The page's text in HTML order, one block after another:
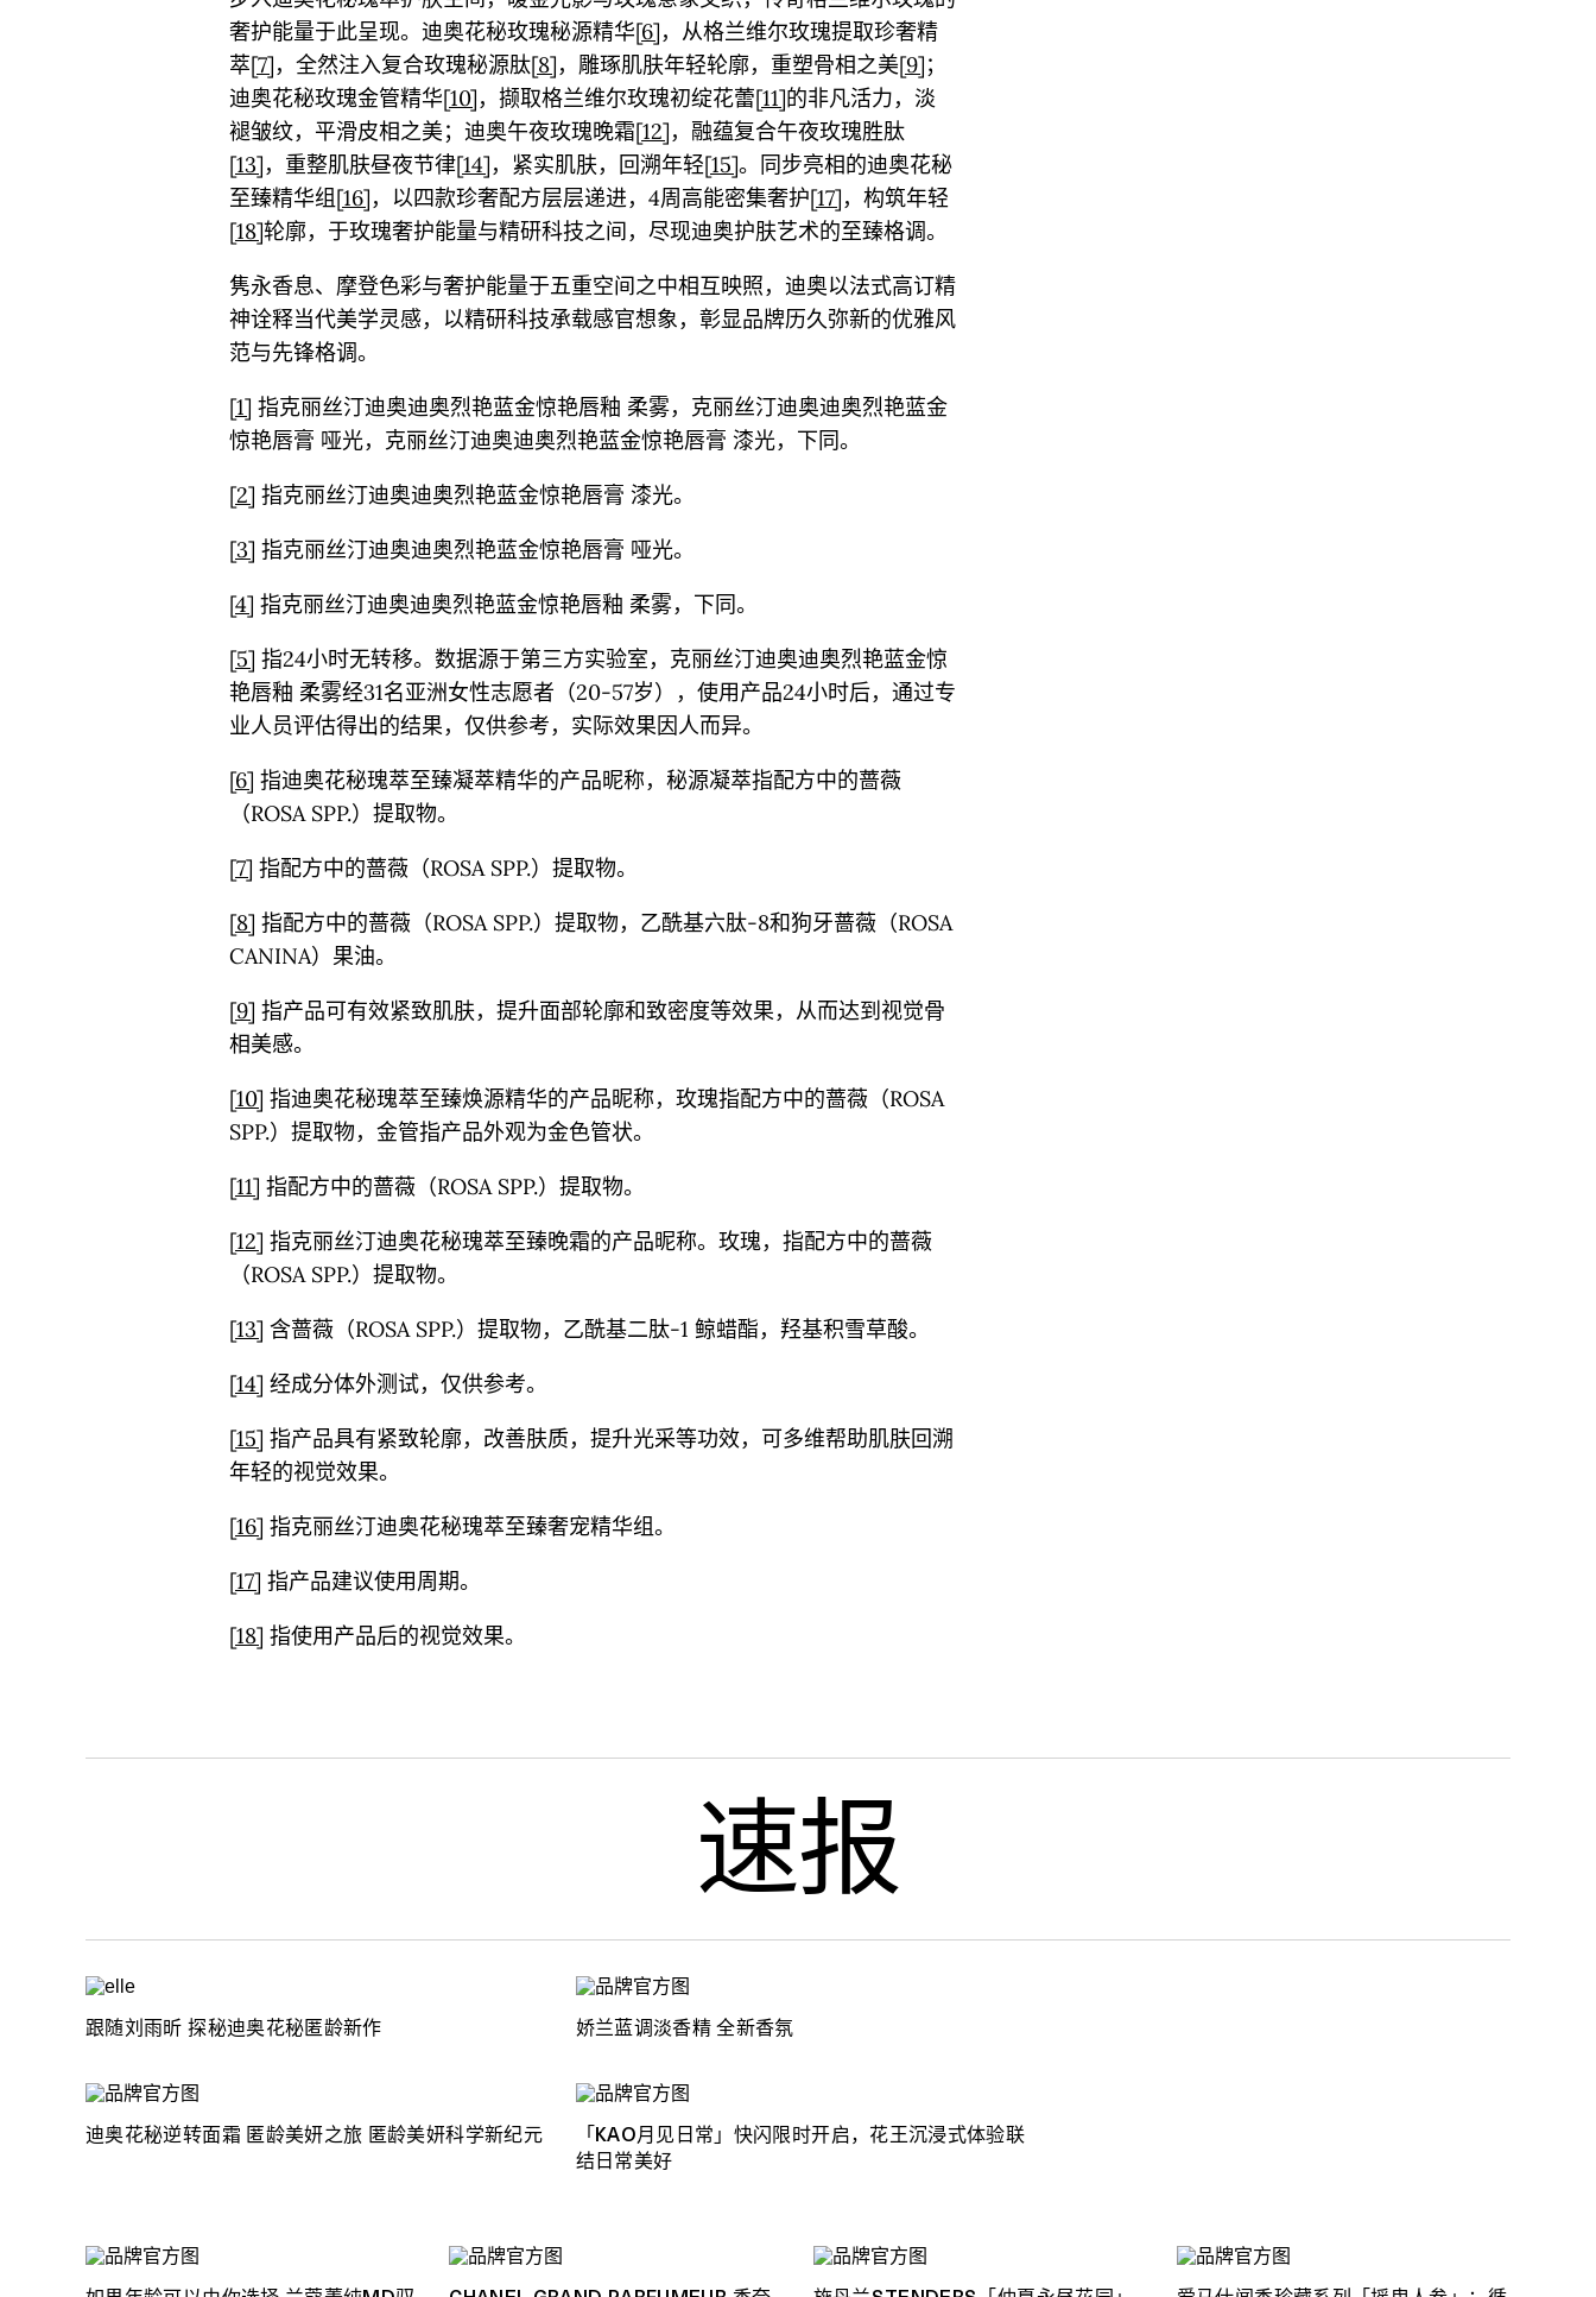
奢护能量于此呈现。迪奥花秘玫瑰秘源精华[6]，从格兰维尔玫瑰提取珍奢精
萃[7]，全然注入复合玫瑰秘源肽[8]，雕琢肌肤年轻轮廓，重塑骨相之美[9]；
迪奥花秘玫瑰金管精华[10]，撷取格兰维尔玫瑰初绽花蕾[11]的非凡活力，淡
褪皱纹，平滑皮相之美；迪奥午夜玫瑰晚霜[12]，融蕴复合午夜玫瑰胜肽
[13]，重整肌肤昼夜节律[14]，紧实肌肤，回溯年轻[15]。同步亮相的迪奥花秘
至臻精华组[16]，以四款珍奢配方层层递进，4周高能密集奢护[17]，构筑年轻
[18]轮廓，于玫瑰奢护能量与精研科技之间，尽现迪奥护肤艺术的至臻格调。
隽永香息、摩登色彩与奢护能量于五重空间之中相互映照，迪奥以法式高订精
神诠释当代美学灵感，以精研科技承载感官想象，彰显品牌历久弥新的优雅风
范与先锋格调。
[1] 指克丽丝汀迪奥迪奥烈艳蓝金惊艳唇釉 柔雾，克丽丝汀迪奥迪奥烈艳蓝金
惊艳唇膏 哑光，克丽丝汀迪奥迪奥烈艳蓝金惊艳唇膏 漆光，下同。
[2] 指克丽丝汀迪奥迪奥烈艳蓝金惊艳唇膏 漆光。
[3] 指克丽丝汀迪奥迪奥烈艳蓝金惊艳唇膏 哑光。
[4] 指克丽丝汀迪奥迪奥烈艳蓝金惊艳唇釉 柔雾，下同。
[5] 指24小时无转移。数据源于第三方实验室，克丽丝汀迪奥迪奥烈艳蓝金惊
艳唇釉 柔雾经31名亚洲女性志愿者（20-57岁），使用产品24小时后，通过专
业人员评估得出的结果，仅供参考，实际效果因人而异。
[6] 指迪奥花秘瑰萃至臻凝萃精华的产品昵称，秘源凝萃指配方中的蔷薇
（ROSA SPP.）提取物。
[7] 指配方中的蔷薇（ROSA SPP.）提取物。
[8] 指配方中的蔷薇（ROSA SPP.）提取物，乙酰基六肽-8和狗牙蔷薇（ROSA
CANINA）果油。
[9] 指产品可有效紧致肌肤，提升面部轮廓和致密度等效果，从而达到视觉骨
相美感。
[10] 指迪奥花秘瑰萃至臻焕源精华的产品昵称，玫瑰指配方中的蔷薇（ROSA
SPP.）提取物，金管指产品外观为金色管状。
[11] 指配方中的蔷薇（ROSA SPP.）提取物。
[12] 指克丽丝汀迪奥花秘瑰萃至臻晚霜的产品昵称。玫瑰，指配方中的蔷薇
（ROSA SPP.）提取物。
[13] 含蔷薇（ROSA SPP.）提取物，乙酰基二肽-1 鲸蜡酯，羟基积雪草酸。
[14] 经成分体外测试，仅供参考。
[15] 指产品具有紧致轮廓，改善肤质，提升光采等功效，可多维帮助肌肤回溯
年轻的视觉效果。
[16] 指克丽丝汀迪奥花秘瑰萃至臻奢宠精华组。
[17] 指产品建议使用周期。
[18] 指使用产品后的视觉效果。
速报
跟随刘雨昕 探秘迪奥花秘匿龄新作 娇兰蓝调淡香精 全新香氛
迪奥花秘逆转面霜 匿龄美妍之旅 匿龄美妍科学新纪元
「KAO月见日常」快闪限时开启，花王沉浸式体验联
结日常美好